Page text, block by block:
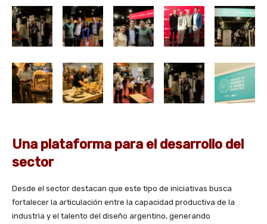
Una plataforma para el desarrollo del
sector
Desde el sector destacan que este tipo de iniciativas busca
fortalecer la articulación entre la capacidad productiva de la
industria y el talento del diseño argentino, generando